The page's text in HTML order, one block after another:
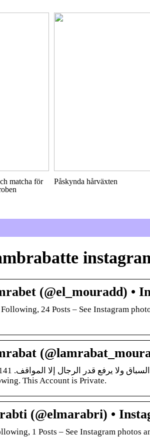
matcha för
Påskynda hårväxten
(@el_mouradd) •
24 Posts – See Instagram
This Account is Private.
(@elmarabri) •
1 Posts – See Instagram photos